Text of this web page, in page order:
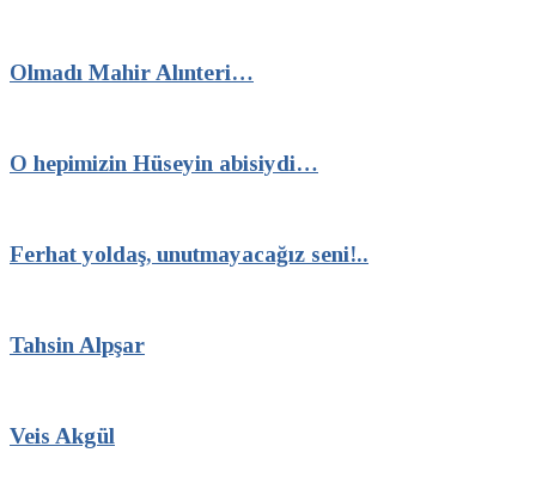
Olmadı Mahir Alınteri…
O hepimizin Hüseyin abisiydi…
Ferhat yoldaş, unutmayacağız seni!..
Tahsin Alpşar
Veis Akgül